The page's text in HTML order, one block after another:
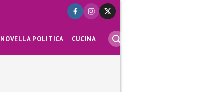
NOVELLA POLITICA CUCINA